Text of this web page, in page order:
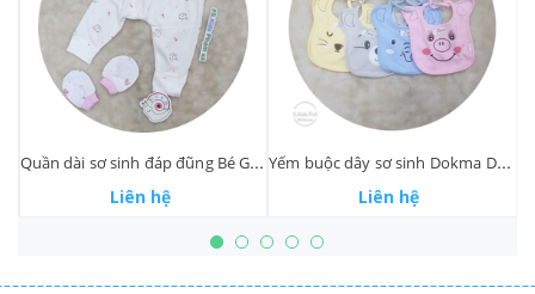
Quần dài sơ sinh đáp đũng Bé Gái - Dokma
Liên hệ
Yếm buộc dây sơ sinh Dokma DS 183
Liên hệ